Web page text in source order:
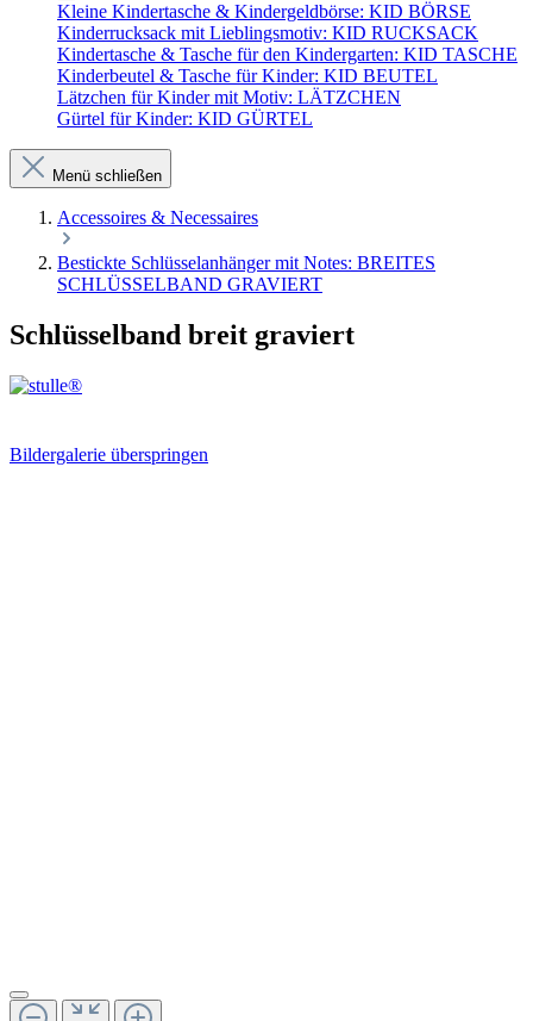
Kleine Kindertasche & Kindergeldbörse: KID BÖRSE
Kinderrucksack mit Lieblingsmotiv: KID RUCKSACK
Kindertasche & Tasche für den Kindergarten: KID TASCHE
Kinderbeutel & Tasche für Kinder: KID BEUTEL
Lätzchen für Kinder mit Motiv: LÄTZCHEN
Gürtel für Kinder: KID GÜRTEL
Menü schließen
Accessoires & Necessaires
Bestickte Schlüsselanhänger mit Notes: BREITES
SCHLÜSSELBAND GRAVIERT
Schlüsselband breit graviert
Bildergalerie überspringen